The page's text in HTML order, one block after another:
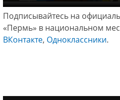
Подписывайтесь на
«Пермь» в национальном
ВКонтакте, Одноклассники.